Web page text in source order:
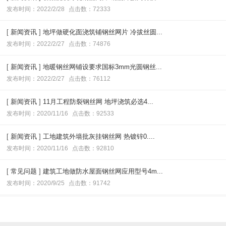
发布时间：2022/2/28 点击数：72333
[ 新闻资讯 ] 地坪做硬化面浇筑铺钢丝网片 冷拔丝圆...
发布时间：2022/2/27 点击数：74876
[ 新闻资讯 ] 地暖钢丝网铺设要求国标3mm光圆钢丝...
发布时间：2022/2/27 点击数：76112
[ 新闻资讯 ] 11月工程防裂钢丝网 地坪浇筑必选4...
发布时间：2020/11/16 点击数：92533
[ 新闻资讯 ] 工地建筑外墙批灰挂钢丝网 热镀锌0....
发布时间：2020/11/16 点击数：92810
[ 常见问题 ] 建筑工地做防水屋面钢丝网应用型号4m...
发布时间：2020/9/25 点击数：91742